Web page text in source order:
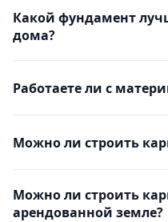
Какой фундамент
дома?
Работаете ли с
Можно ли строить
Можно ли строить
арендованной земле?